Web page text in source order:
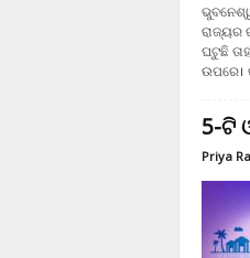
ରାଜ୍ୟର
ଘଟୁଛି
ଉପରେ।
5-ଟି
Priya